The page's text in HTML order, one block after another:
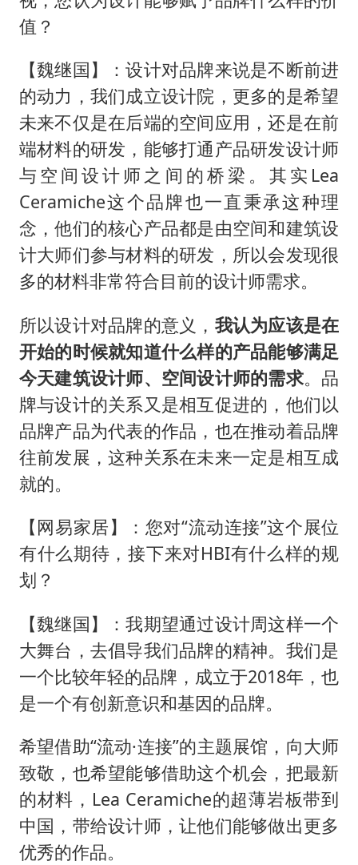
值？
【魏继国】：设计对品牌来说是不断前进
的动力，我们成立设计院，更多的是希望
未来不仅是在后端的空间应用，还是在前
端材料的研发，能够打通产品研发设计师
与空间设计师之间的桥梁。其实Lea
Ceramiche这个品牌也一直秉承这种理
念，他们的核心产品都是由空间和建筑设
计大师们参与材料的研发，所以会发现很
多的材料非常符合目前的设计师需求。
所以设计对品牌的意义， 我认为应该是在
开始的时候就知道什么样的产品能够满足
今天建筑设计师、空间设计师的需求。品
牌与设计的关系又是相互促进的，他们以
品牌产品为代表的作品，也在推动着品牌
往前发展，这种关系在未来一定是相互成
就的。
【网易家居】：您对“流动连接”这个展位
有什么期待，接下来对HBI有什么样的规
划？
【魏继国】：我期望通过设计周这样一个
大舞台，去倡导我们品牌的精神。我们是
一个比较年轻的品牌，成立于2018年，也
是一个有创新意识和基因的品牌。
希望借助“流动·连接”的主题展馆，向大师
致敬，也希望能够借助这个机会，把最新
的材料，Lea Ceramiche的超薄岩板带到
中国，带给设计师，让他们能够做出更多
优秀的作品。